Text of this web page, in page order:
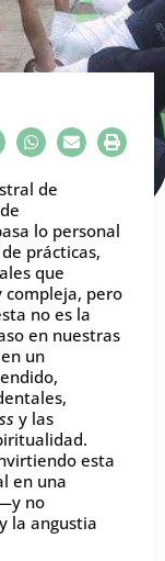
de
lo personal
prácticas,
que
compleja, pero
no es la
en nuestras
un
y las
esta
en una
no
la angustia